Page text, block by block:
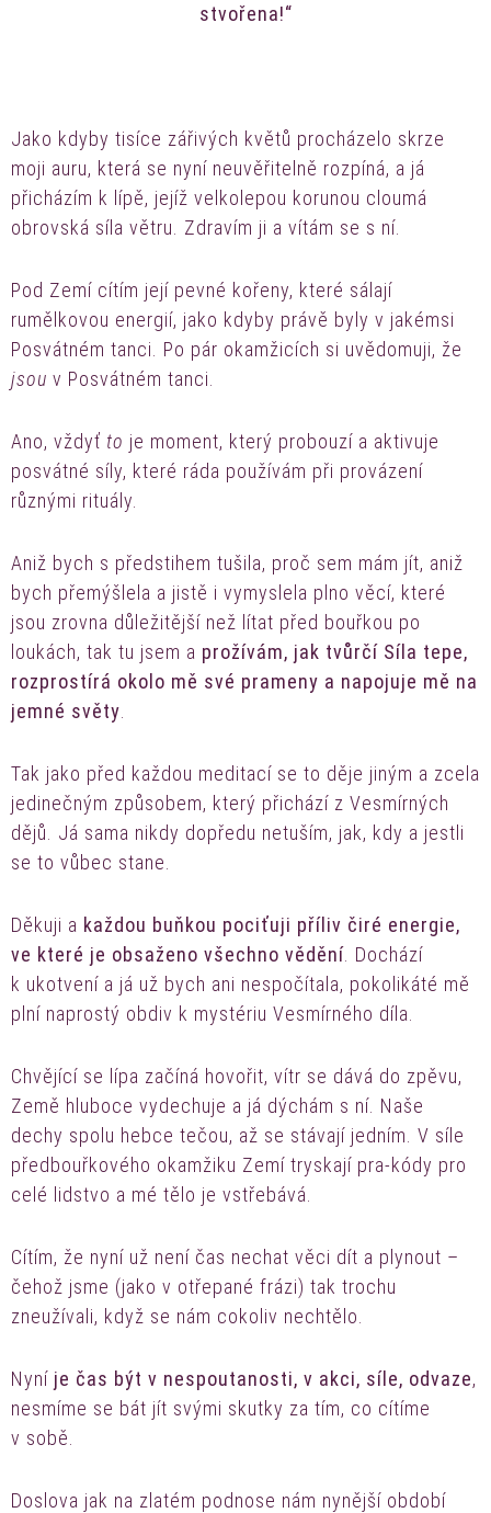
stvořena!“
Jako kdyby tisíce zářivých květů procházelo skrze
moji auru, která se nyní neuvěřitelně rozpíná, a já
přicházím k lípě, jejíž velkolepou korunou cloumá
obrovská síla větru. Zdravím ji a vítám se s ní.
Pod Zemí cítím její pevné kořeny, které sálají
rumělkovou energií, jako kdyby právě byly v jakémsi
Posvátném tanci. Po pár okamžicích si uvědomuji, že
jsou v Posvátném tanci.
Ano, vždyť to je moment, který probouzí a aktivuje
posvátné síly, které ráda používám při provázení
různými rituály.
Aniž bych s předstihem tušila, proč sem mám jít, aniž
bych přemýšlela a jistě i vymyslela plno věcí, které
jsou zrovna důležitější než lítat před bouřkou po
loukách, tak tu jsem a prožívám, jak tvůrčí Síla tepe,
rozprostírá okolo mě své prameny a napojuje mě na
jemné světy
Tak jako před každou meditací se to děje jiným a zcela
jedinečným způsobem, který přichází z Vesmírných
dějů. Já sama nikdy dopředu netuším, jak, kdy a jestli
se to vůbec stane.
Děkuji a každou buňkou pociťuji příliv čiré energie,
ve které je obsaženo všechno vědění . Dochází
k ukotvení a já už bych ani nespočítala, pokolikáté mě
plní naprostý obdiv k mystériu Vesmírného díla.
Chvějící se lípa začíná hovořit, vítr se dává do zpěvu,
Země hluboce vydechuje a já dýchám s ní. Naše
dechy spolu hebce tečou, až se stávají jedním. V síle
předbouřkového okamžiku Zemí tryskají pra­‑kódy pro
celé lidstvo a mé tělo je vstřebává.
Cítím, že nyní už není čas nechat věci dít a plynout –
čehož jsme (jako v otřepané frázi) tak trochu
zneužívali, když se nám cokoliv nechtělo.
Nyní je čas být v nespoutanosti, v akci, síle, odvaze,
nesmíme se bát jít svými skutky za tím, co cítíme
v sobě.
Doslova jak na zlatém podnose nám nynější období